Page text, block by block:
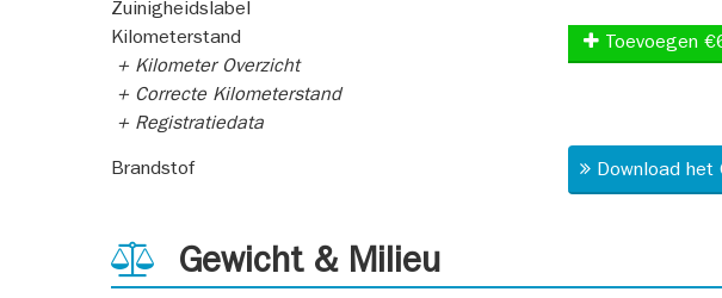
Zuinigheidslabel
Kilometerstand
+ Kilometer Overzicht
+ Correcte Kilometerstand
+ Registratiedata
Toevoegen
Brandstof Download
Gewicht & Milieu